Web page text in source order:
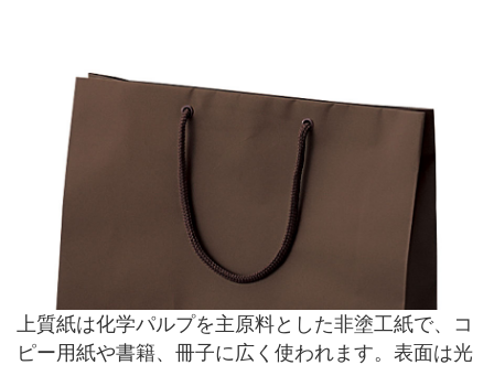
上質紙は化学パルプを主原料とした非塗工紙で、コ
ピー用紙や書籍、冊子に広く使われます。表面は光